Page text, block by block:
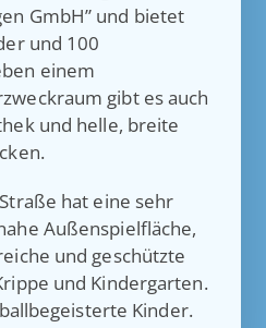
GmbH” und bietet
und 100
einem
gibt es auch
und helle, breite
hat eine sehr
Außenspielfläche,
und geschützte
und Kindergarten.
Kinder.